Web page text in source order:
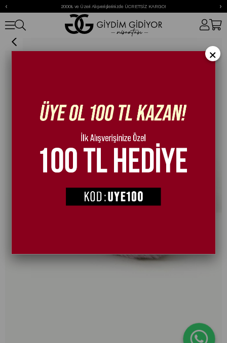
2000₺ ve Üzeri Alışverişlerinizde ÜCRETSİZ KARGO!
‹ ›
Zola Tüylü Terlik Pembe
×